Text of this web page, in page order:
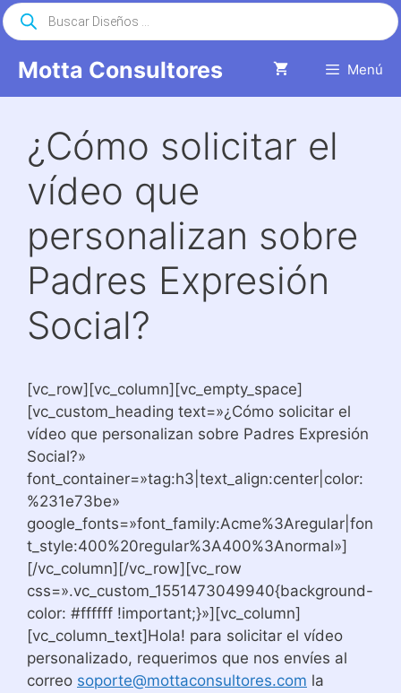
Saltar
al
Motta Consultores Menú
Búsqueda
de
productos
¿Cómo solicitar el
vídeo que
personalizan sobre
Padres Expresión
Social?
[vc_row][vc_column][vc_empty_space]
[vc_custom_heading text=»¿Cómo solicitar el
vídeo que personalizan sobre Padres Expresión
Social?»
font_container=»tag:h3|text_align:center|color:
%231e73be»
google_fonts=»font_family:Acme%3Aregular|fon
t_style:400%20regular%3A400%3Anormal»]
[/vc_column][/vc_row][vc_row
css=».vc_custom_1551473049940{background-
color: #ffffff !important;}»][vc_column]
[vc_column_text]Hola! para solicitar el vídeo
personalizado, requerimos que nos envíes al
correo soporte@mottaconsultores.com la